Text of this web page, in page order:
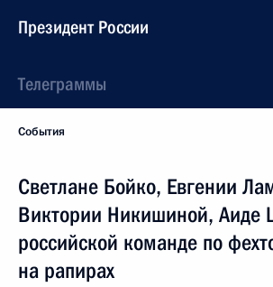
Президент России
Телеграммы
События
Светлане Бойко, Евгении
Виктории Никишиной, Аиде
российской команде по
на рапирах